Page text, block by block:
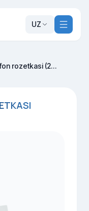
UZ
Ikki portli telefon rozetkasi (2xRj45 Cat 3)